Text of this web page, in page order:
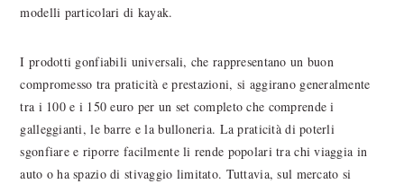
modelli particolari di kayak.
I prodotti gonfiabili universali, che rappresentano un buon
compromesso tra praticità e prestazioni, si aggirano generalmente
tra i 100 e i 150 euro per un set completo che comprende i
galleggianti, le barre e la bulloneria. La praticità di poterli
sgonfiare e riporre facilmente li rende popolari tra chi viaggia in
auto o ha spazio di stivaggio limitato. Tuttavia, sul mercato si